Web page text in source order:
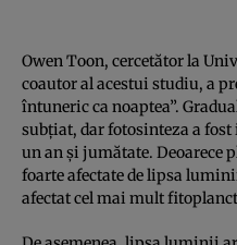
Owen Toon, cercetător la
coautor al acestui studiu, a
întuneric ca noaptea”.
subţiat, dar fotosinteza a
un an şi jumătate. Deoarece
foarte afectate de lipsa
afectat cel mai mult